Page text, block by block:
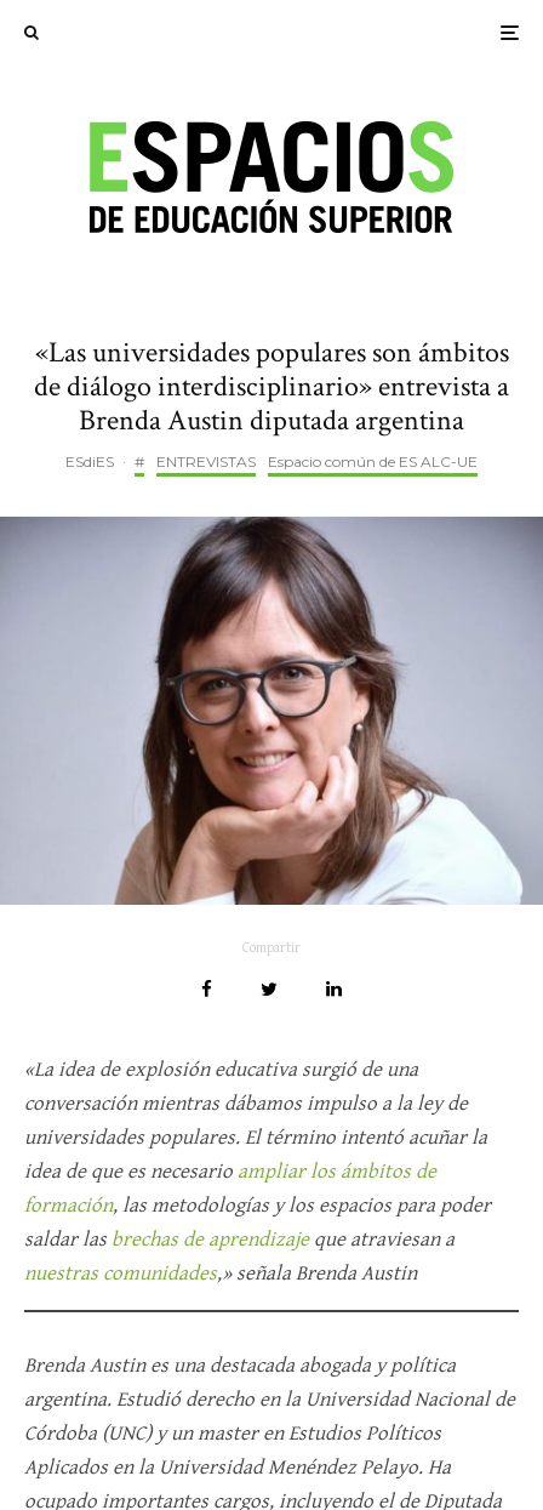
«Las universidades populares son ámbitos
de diálogo interdisciplinario» entrevista a
Brenda Austin diputada argentina
ESdiES · # ENTREVISTAS Espacio común de ES ALC-UE
Compartir
«La idea de explosión educativa surgió de una
conversación mientras dábamos impulso a la ley de
universidades populares. El término intentó acuñar la
idea de que es necesario ampliar los ámbitos de
formación, las metodologías y los espacios para poder
saldar lasbrechas de aprendizaje que atraviesan a
nuestras comunidades,» señala Brenda Austin
Brenda Austin es una destacada abogada y política
argentina. Estudió derecho en la Universidad Nacional de
Córdoba (UNC) y un master en Estudios Políticos
Aplicados en la Universidad Menéndez Pelayo. Ha
ocupado importantes cargos, incluyendo el de Diputada